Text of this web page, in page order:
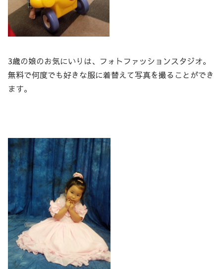
3歳の娘のお気にいりは、フォトファッションスタジオ。
無料で何度でも好きな服に着替えて写真を撮ることができ
ます。